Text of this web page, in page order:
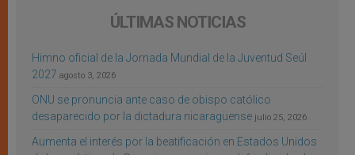
ÚLTIMAS NOTICIAS
Himno oficial de la Jornada Mundial de la Juventud Seúl
2027 agosto 3, 2026
ONU se pronuncia ante caso de obispo católico
desaparecido por la dictadura nicaragüense julio 25, 2026
Aumenta el interés por la beatificación en Estados Unidos